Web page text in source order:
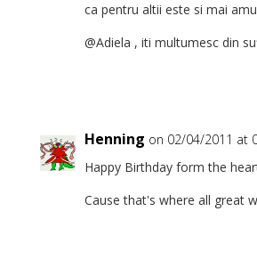
ca pentru altii este si mai
@Adiela , iti multumesc din
Henning on 02/04/2011 at
Happy Birthday form the
Cause that's where all great